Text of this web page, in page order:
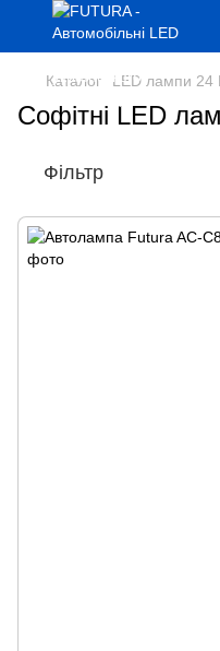
Каталог LED лампи 24
Софітні LED
Фільтр